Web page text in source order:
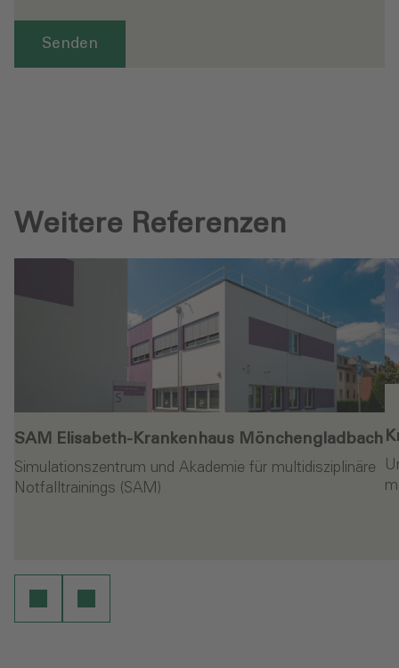
Senden
Weitere Referenzen
SAM Elisabeth-Krankenhaus Mönchengladbach‎
Simulationszentrum und Akademie für multidisziplinäre
Notfalltrainings (SAM)